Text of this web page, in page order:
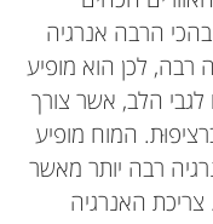
הרבה אנרגיה
לכן הוא מופיע
הלב, אשר צורך
המוח מופיע
רבה יותר מאשר
האנרגיה